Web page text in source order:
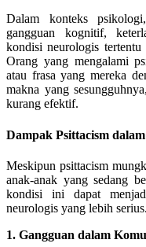
Dalam konteks
gangguan kognitif,
kondisi neurologis tertentu
Orang yang mengalami
atau frasa yang mereka
makna yang
kurang efektif.
Dampak Psittacism
Meskipun psittacism
anak-anak yang sedang
kondisi ini dapat
neurologis yang lebih
1. Gangguan dalam